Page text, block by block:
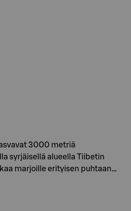
3000 metriä
syrjäisellä alueella Tiibetin
marjoille erityisen puhtaan…